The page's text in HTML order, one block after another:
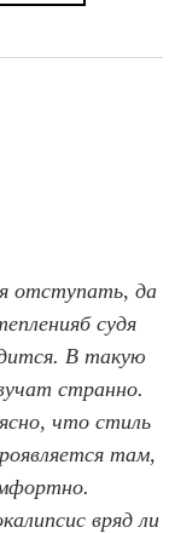
отступать, да
судя
В такую
странно.
что стиль
там,
вряд ли